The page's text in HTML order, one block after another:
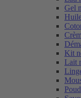
Gel
Kit
Lait